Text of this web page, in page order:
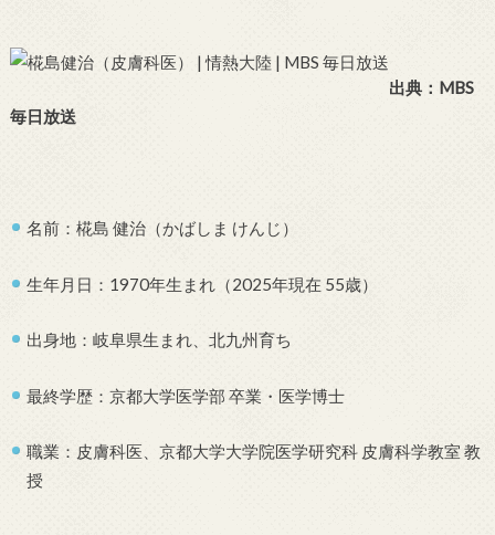
出典：MBS
毎日放送
名前：椛島 健治（かばしま けんじ）
生年月日：1970年生まれ（2025年現在 55歳）
出身地：岐阜県生まれ、北九州育ち
最終学歴：京都大学医学部 卒業・医学博士
職業：皮膚科医、京都大学大学院医学研究科 皮膚科学教室 教
授